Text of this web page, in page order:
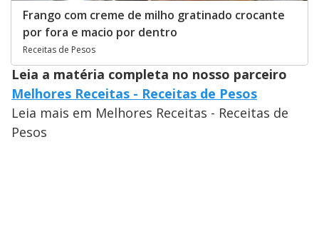
Frango com creme de milho gratinado crocante
por fora e macio por dentro
Receitas de Pesos
Leia a matéria completa no nosso parceiro
Melhores Receitas - Receitas de Pesos
Leia mais em Melhores Receitas - Receitas de
Pesos